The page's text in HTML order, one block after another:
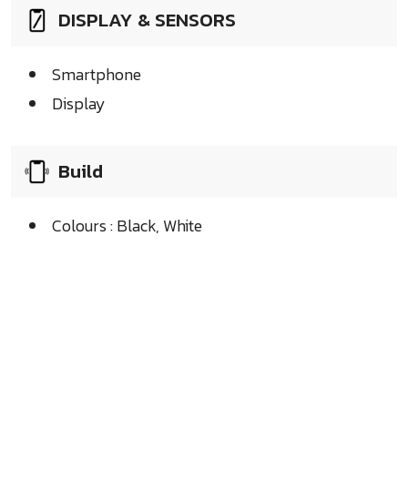
DISPLAY & SENSORS
Smartphone
Display
Build
Colours : Black, White